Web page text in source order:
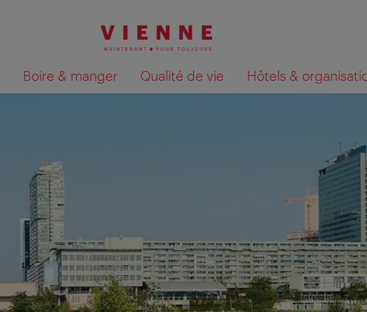
Boire & manger Qualité de vie Hôtels &